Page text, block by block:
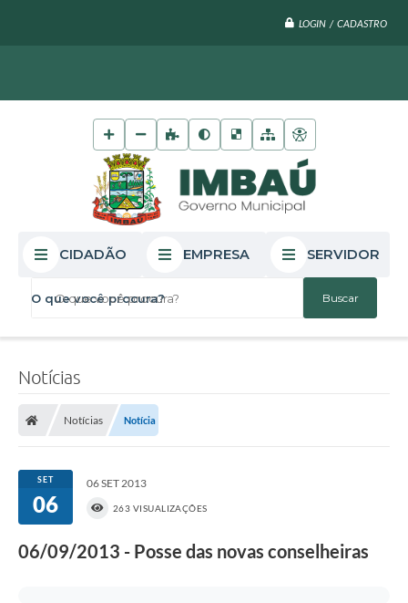
LOGIN / CADASTRO
O que você procura?
CIDADÃO EMPRESA SERVIDOR
Notícias
Notícias Notícia
SET
06
06 SET 2013
263 VISUALIZAÇÕES
06/09/2013 - Posse das novas conselheiras